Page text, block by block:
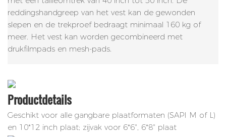
reddingshandgreep van het vest kan de gewonden
slepen en de trekproef bedraagt ​​minimaal 160 kg of
meer. Het vest kan worden gecombineerd met
drukfilmpads en mesh-pads.
Productdetails
Geschikt voor alle gangbare plaatformaten (SAPI M of L)
en 10*12 inch plaat; zijvak voor 6*6", 6*8" plaat